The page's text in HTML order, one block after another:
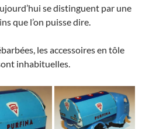
se distinguent par une
que l’on puisse dire.
les accessoires en tôle
inhabituelles.